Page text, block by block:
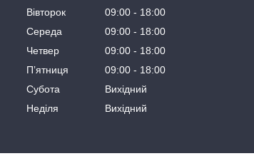
Вівторок
09:00
18:00
Середа
09:00
18:00
Четвер
09:00
18:00
Пʼятниця
09:00
18:00
Субота
Вихідний
Неділя
Вихідний